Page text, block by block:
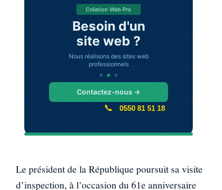
Le président de la République poursuit sa visite
d’inspection, à l’occasion du 61e anniversaire